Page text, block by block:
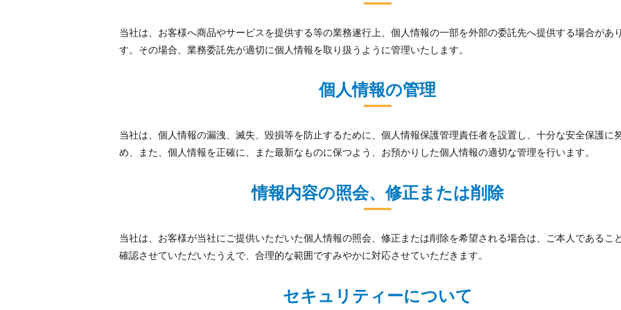
当社は、お客様へ商品やサービスを提供する等の業務遂行上、個人情報の一部を外部の委託先へ提供する場合があ
す。その場合、業務委託先が適切に個人情報を取り扱うように管理いたします。
個人情報の管理
当社は、個人情報の漏洩、滅失、毀損等を防止するために、個人情報保護管理責任者を設置し、十分な安全保護に
め、また、個人情報を正確に、また最新なものに保つよう、お預かりした個人情報の適切な管理を行います。
情報内容の照会、修正または削除
当社は、お客様が当社にご提供いただいた個人情報の照会、修正または削除を希望される場合は、ご本人であるこ
確認させていただいたうえで、合理的な範囲ですみやかに対応させていただきます。
セキュリティーについて